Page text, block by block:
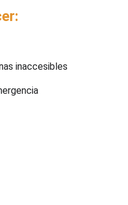
inaccesibles